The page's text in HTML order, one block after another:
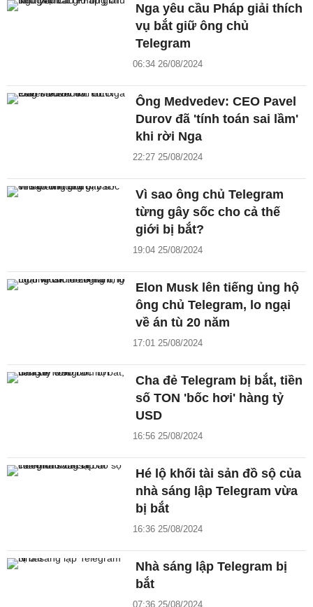
Nga yêu cầu Pháp giải thích
vụ bắt giữ ông chủ
Telegram
06:34 26/08/2024
Ông Medvedev: CEO Pavel
Durov đã 'tính toán sai lầm'
khi rời Nga
22:27 25/08/2024
Vì sao ông chủ Telegram
từng gây sốc cho cả thế
giới bị bắt?
19:04 25/08/2024
Elon Musk lên tiếng ủng hộ
ông chủ Telegram, lo ngại
về án tù 20 năm
17:01 25/08/2024
Cha đẻ Telegram bị bắt, tiền
số TON 'bốc hơi' hàng tỷ
USD
16:56 25/08/2024
Hé lộ khối tài sản đồ sộ của
nhà sáng lập Telegram vừa
bị bắt
16:36 25/08/2024
Nhà sáng lập Telegram bị
bắt
07:36 25/08/2024